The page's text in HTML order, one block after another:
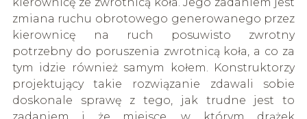
zmiana ruchu obrotowego generowanego przez
kierownicę na ruch posuwisto zwrotny
potrzebny do poruszenia zwrotnicą koła, a co za
tym idzie również samym kołem. Konstruktorzy
projektujący takie rozwiązanie zdawali sobie
doskonale sprawę z tego, jak trudne jest to
zadaniem i że miejsce, w którym drążek